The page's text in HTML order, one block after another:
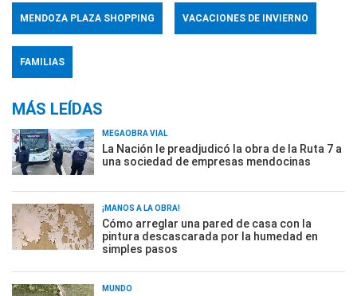
MENDOZA PLAZA SHOPPING VACACIONES DE INVIERNO
FAMILIAS
MÁS LEÍDAS
MEGAOBRA VIAL
La Nación le preadjudicó la obra de la Ruta 7 a
una sociedad de empresas mendocinas
¡MANOS A LA OBRA!
Cómo arreglar una pared de casa con la
pintura descascarada por la humedad en
simples pasos
MUNDO